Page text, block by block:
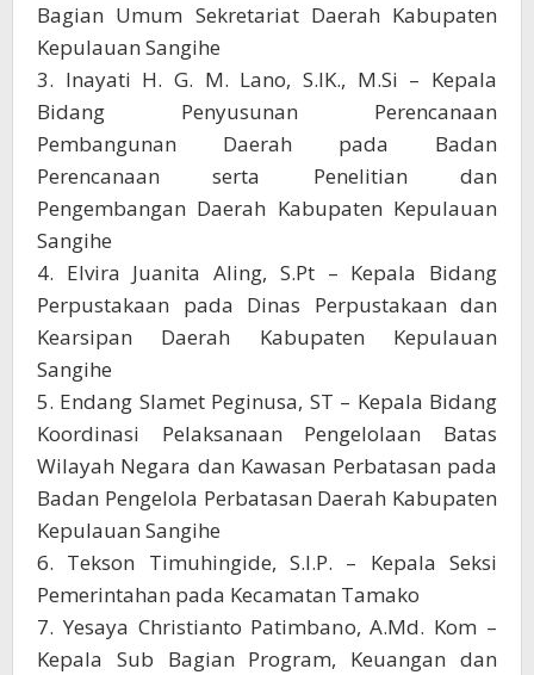
Bagian Umum Sekretariat Daerah Kabupaten
Kepulauan Sangihe
3. Inayati H. G. M. Lano, S.IK., M.Si – Kepala
Bidang Penyusunan Perencanaan
Pembangunan Daerah pada Badan
Perencanaan serta Penelitian dan
Pengembangan Daerah Kabupaten Kepulauan
Sangihe
4. Elvira Juanita Aling, S.Pt – Kepala Bidang
Perpustakaan pada Dinas Perpustakaan dan
Kearsipan Daerah Kabupaten Kepulauan
Sangihe
5. Endang Slamet Peginusa, ST – Kepala Bidang
Koordinasi Pelaksanaan Pengelolaan Batas
Wilayah Negara dan Kawasan Perbatasan pada
Badan Pengelola Perbatasan Daerah Kabupaten
Kepulauan Sangihe
6. Tekson Timuhingide, S.I.P. – Kepala Seksi
Pemerintahan pada Kecamatan Tamako
7. Yesaya Christianto Patimbano, A.Md. Kom –
Kepala Sub Bagian Program, Keuangan dan